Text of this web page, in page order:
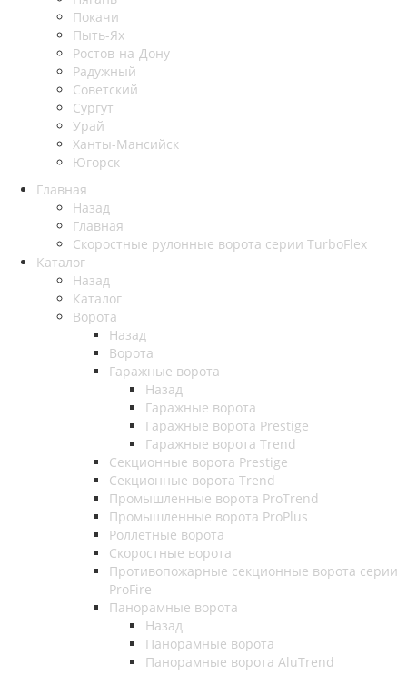
Покачи
Пыть-Ях
Рoстов-на-Дону
Радужный
Советский
Сургут
Урай
Ханты-Мансийск
Югорск
Главная
Назад
Главная
Скоростные рулонные ворота серии TurboFlex
Каталог
Назад
Каталог
Ворота
Назад
Ворота
Гаражные ворота
Назад
Гаражные ворота
Гаражные ворота Prestige
Гаражные ворота Trend
Секционные ворота Prestige
Секционные ворота Trend
Промышленные ворота ProTrend
Промышленные ворота ProPlus
Роллетные ворота
Скоростные ворота
Противопожарные секционные ворота серии
ProFire
Панорамные ворота
Назад
Панорамные ворота
Панорамные ворота AluTrend